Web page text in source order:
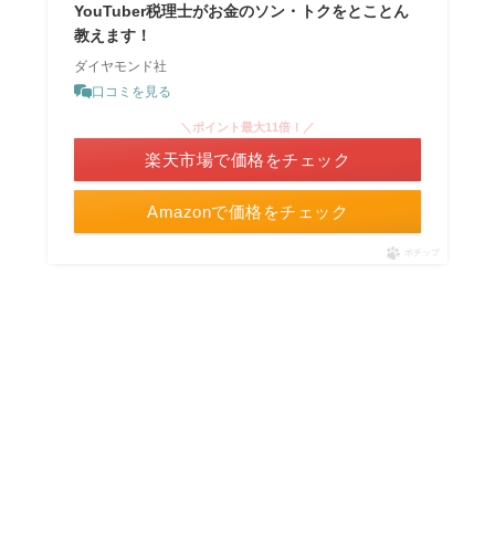
YouTuber税理士がお金のソン・トクをとことん
教えます！
ダイヤモンド社
口コミを見る
Amazonで価格をチェック
＼ポイント最大11倍！／
楽天市場で価格をチェック
ポチップ